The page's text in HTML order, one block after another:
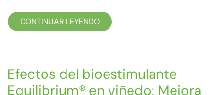
CONTINUAR LEYENDO
Efectos del bioestimulante
Equilibrium® en viñedo: Mejora